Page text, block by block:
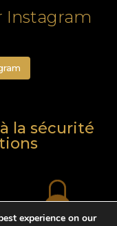
Instagram
la sécurité
experience on our